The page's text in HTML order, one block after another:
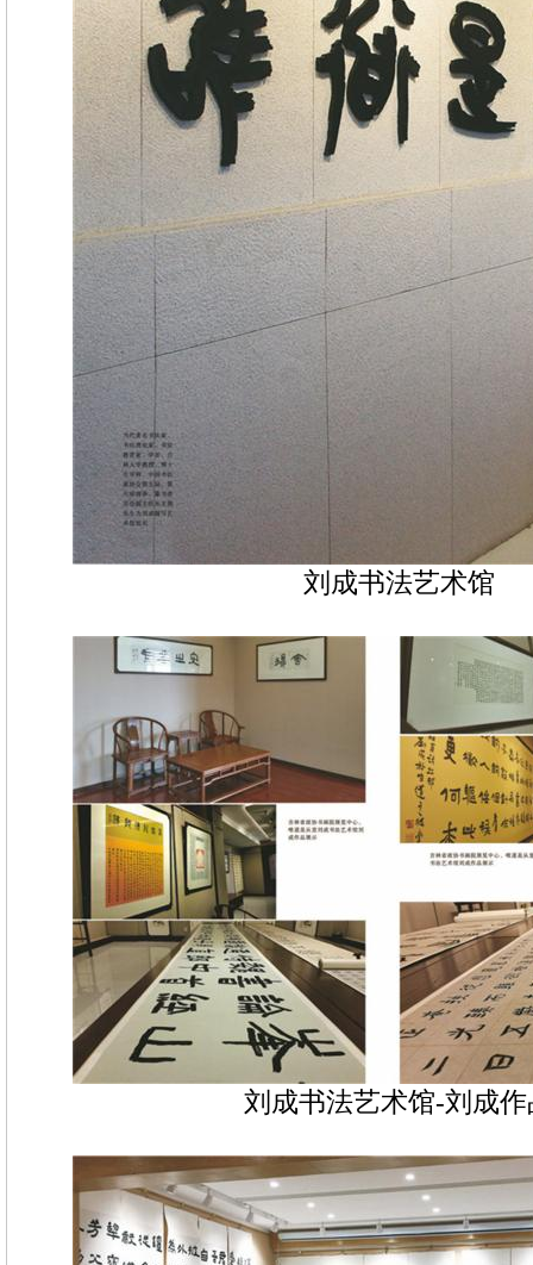
刘成书法艺术馆
刘成书法艺术馆-刘成作